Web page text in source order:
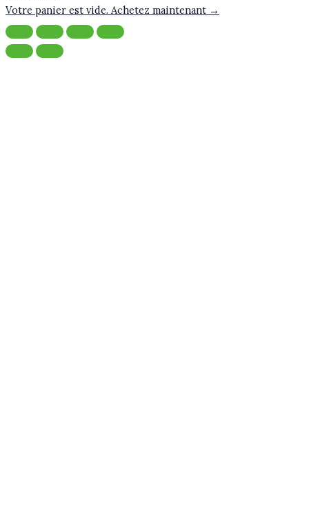
la
taxe:
du
panier:
Votre panier est vide. Achetez maintenant →